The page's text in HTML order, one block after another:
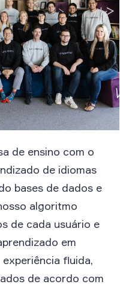
de ensino com o
de idiomas
bases de dados e
algoritmo
de cada usuário e
em
fluida,
de acordo com